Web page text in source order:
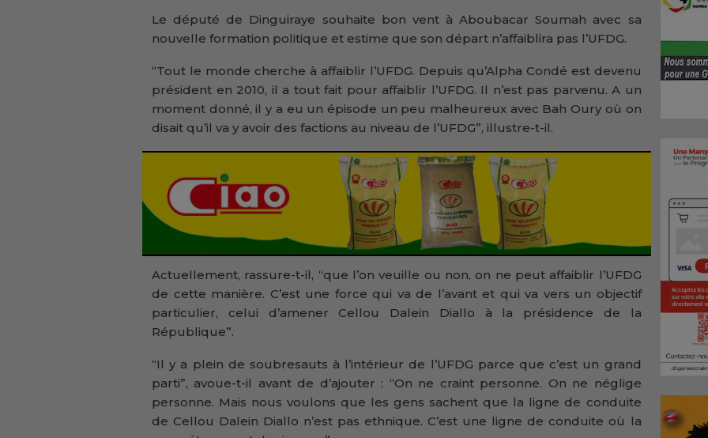
Le député de Dinguiraye souhaite bon vent à Aboubacar Soumah avec sa
nouvelle formation politique et estime que son départ n’affaiblira pas l’UFDG.
“Tout le monde cherche à affaiblir l’UFDG. Depuis qu’Alpha Condé est devenu
président en 2010, il a tout fait pour affaiblir l’UFDG. Il n’est pas parvenu. A un
moment donné, il y a eu un épisode un peu malheureux avec Bah Oury où on
disait qu’il va y avoir des factions au niveau de l’UFDG”, illustre-t-il.
Actuellement, rassure-t-il, “que l’on veuille ou non, on ne peut affaiblir l’UFDG
de cette manière. C’est une force qui va de l’avant et qui va vers un objectif
particulier, celui d’amener Cellou Dalein Diallo à la présidence de la
République”.
“Il y a plein de soubresauts à l’intérieur de l’UFDG parce que c’est un grand
parti”, avoue-t-il avant de d’ajouter : “On ne craint personne. On ne néglige
personne. Mais nous voulons que les gens sachent que la ligne de conduite
de Cellou Dalein Diallo n’est pas ethnique. C’est une ligne de conduite où la